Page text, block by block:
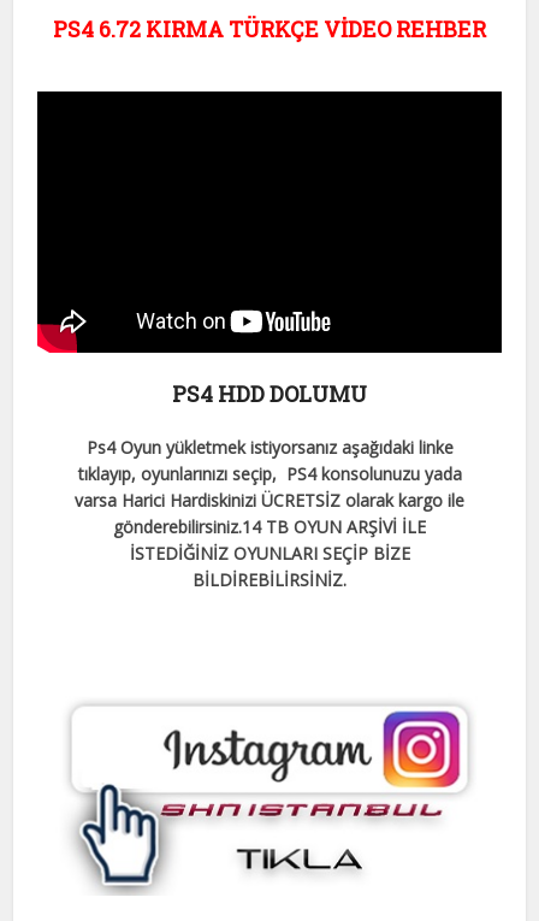
PS4 6.72 KIRMA TÜRKÇE VİDEO REHBER
PS4 HDD DOLUMU
Ps4 Oyun yükletmek istiyorsanız aşağıdaki linke
tıklayıp, oyunlarınızı seçip, PS4 konsolunuzu yada
varsa Harici Hardiskinizi ÜCRETSİZ olarak kargo ile
gönderebilirsiniz.14 TB OYUN ARŞİVİ İLE
İSTEDİĞİNİZ OYUNLARI SEÇİP BİZE
BİLDİREBİLİRSİNİZ.